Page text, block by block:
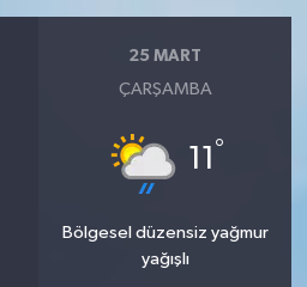
25 MART
ÇARŞAMBA
11 °
Bölgesel düzensiz yağmur
yağışlı